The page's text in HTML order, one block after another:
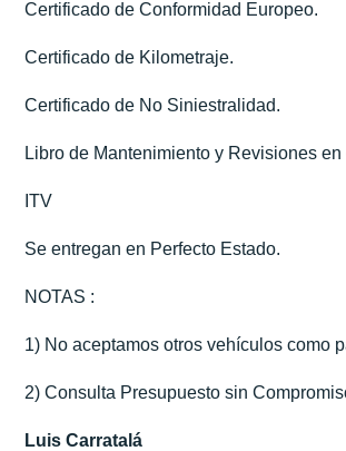
Certificado de Conformidad Europeo.
Certificado de Kilometraje.
Certificado de No Siniestralidad.
Libro de Mantenimiento y Revisiones en
ITV
Se entregan en Perfecto Estado.
NOTAS :
1) No aceptamos otros vehículos como
2) Consulta Presupuesto sin
Luis Carratalá